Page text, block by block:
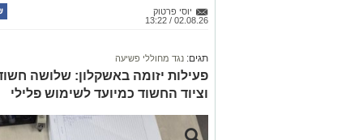
בנוסף, נתפסו סכומי כסף במזומן,
להפעלת המקום.
במסגרת הפעילות עוכבו לחקירה
נוספים שנכחו במקום. כלל המעורבים
המשטרה.
החקירה נמשכת.
יוסי פרטוק
02.08.26 / 13:22
תגים: נגד מחוללי פשיעה
פעילות יזומה באשקלון: שלושה
וציוד החשוד כמיועד לשימוש פלילי